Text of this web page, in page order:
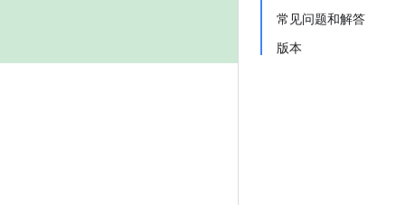
常见问题和解答
版本